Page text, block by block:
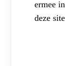
ermee
deze